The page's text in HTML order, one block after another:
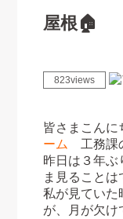
屋根🏠
823views
皆さまこん
ーム 工務課
昨日は３年ぶ
ま見ることは
私が見ていた
が、月が欠け